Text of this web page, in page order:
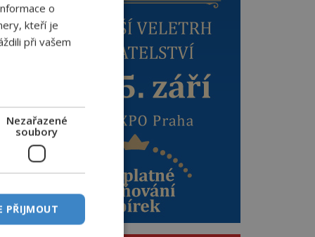
o
kteří je
při vašem
Nezařazené
soubory
PŘIJMOUT